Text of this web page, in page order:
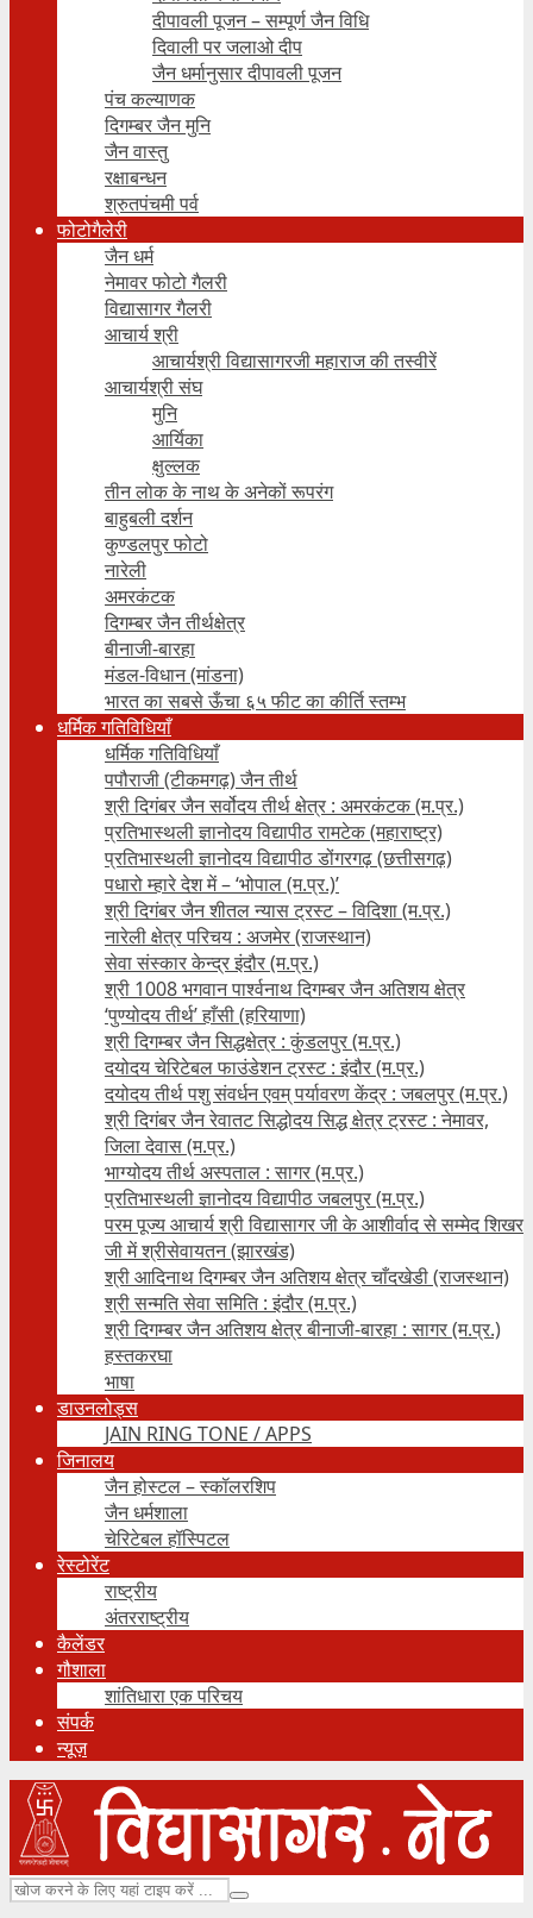
दीपावली पूजन – सम्पूर्ण जैन विधि
दिवाली पर जलाओ दीप
जैन धर्मानुसार दीपावली पूजन
पंच कल्याणक
दिगम्बर जैन मुनि
जैन वास्तु
रक्षाबन्धन
श्रुतपंचमी पर्व
फोटोगैलेरी
जैन धर्म
नेमावर फोटो गैलरी
विद्यासागर गैलरी
आचार्य श्री
आचार्यश्री विद्यासागरजी महाराज की तस्वीरें
आचार्यश्री संघ
मुनि
आर्यिका
क्षुल्लक
तीन लोक के नाथ के अनेकों रूपरंग
बाहुबली दर्शन
कुण्डलपुर फोटो
नारेली
अमरकंटक
दिगम्बर जैन तीर्थक्षेत्र
बीनाजी-बारहा
मंडल-विधान (मांडना)
भारत का सबसे ऊँचा ६५ फीट का कीर्ति स्तम्भ
धर्मिक गतिविधियाँ
धर्मिक गतिविधियाँ
पपौराजी (टीकमगढ़) जैन तीर्थ
श्री दिगंबर जैन सर्वोदय तीर्थ क्षेत्र : अमरकंटक (म.प्र.)
प्रतिभास्थली ज्ञानोदय विद्यापीठ रामटेक (महाराष्ट्र)
प्रतिभास्थली ज्ञानोदय विद्यापीठ डोंगरगढ़ (छत्तीसगढ़)
पधारो म्हारे देश में – ‘भोपाल (म.प्र.)’
श्री दिगंबर जैन शीतल न्यास ट्रस्ट – विदिशा (म.प्र.)
नारेली क्षेत्र परिचय : अजमेर (राजस्थान)
सेवा संस्कार केन्द्र इंदौर (म.प्र.)
श्री 1008 भगवान पार्श्वनाथ दिगम्बर जैन अतिशय क्षे‍त्र
‘पुण्योदय तीर्थ’ हाँसी (हरियाणा)
श्री दिगम्बर जैन सिद्धक्षेत्र : कुंडलपुर (म.प्र.)
दयोदय चेरिटेबल फाउंडेशन ट्रस्ट : इंदौर (म.प्र.)
दयोदय तीर्थ पशु संवर्धन एवम्‌ पर्यावरण केंद्र : जबलपुर (म.प्र.)
श्री दिगंबर जैन रेवातट सिद्धोदय सिद्ध क्षेत्र ट्रस्ट : नेमावर,
जिला देवास (म.प्र.)
भाग्योदय तीर्थ अस्पताल : सागर (म.प्र.)
प्रतिभास्थली ज्ञानोदय विद्यापीठ जबलपुर (म.प्र.)
परम पूज्य आचार्य श्री विद्यासागर जी के आशीर्वाद से सम्मेद शिखर
जी में श्रीसेवायतन (झारखंड)
श्री आदिनाथ दिगम्बर जैन अतिशय क्षेत्र चाँदखेडी (राजस्थान)
श्री सन्मति सेवा समिति : इंदौर (म.प्र.)
श्री दिगम्बर जैन अतिशय क्षेत्र बीनाजी-बारहा : सागर (म.प्र.)
हस्तकरघा
भाषा
डाउनलोड्स
JAIN RING TONE / APPS
जिनालय
जैन होस्टल – स्कॉलरशिप
जैन धर्मशाला
चेरिटेबल हॉस्पिटल
रेस्टोरेंट
राष्ट्रीय
अंतरराष्ट्रीय
कैलेंडर
गौशाला
शांतिधारा एक परिचय
संपर्क
न्यूज़